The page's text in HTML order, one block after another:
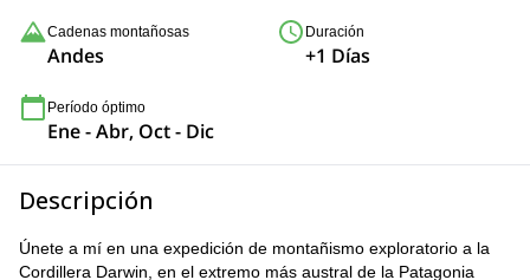
Cadenas montañosas
Andes
Duración
+1 Días
Período óptimo
Ene - Abr, Oct - Dic
Descripción
Únete a mí en una expedición de montañismo exploratorio a la
Cordillera Darwin, en el extremo más austral de la Patagonia